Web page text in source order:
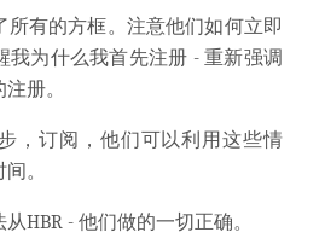
所有的方框。注意他们如何立即
我为什么我首先注册 - 重新强调
册。
，订阅，他们可以利用这些情
。
HBR - 他们做的一切正确。